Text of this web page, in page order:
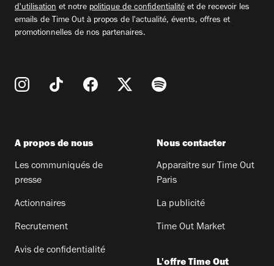
d'utilisation et notre politique de confidentialité et de recevoir les
emails de Time Out à propos de l'actualité, évents, offres et
promotionnelles de nos partenaires.
A propos de nous
Les communiqués de
presse
Actionnaires
Recrutement
Avis de confidentialité
Nous contacter
Apparaitre sur Time Out
Paris
La publicité
Time Out Market
L'offre Time Out